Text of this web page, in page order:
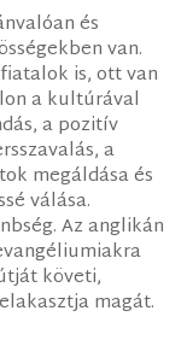
és
van.
is, ott van
a kultúrával
a pozitív
a
megáldása és
válása.
Az anglikán
követi,
magát.